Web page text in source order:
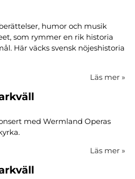
humor och musik
som rymmer en rik historia
Här väcks svensk nöjeshistoria
Läs mer »
med Wermland Operas
Läs mer »